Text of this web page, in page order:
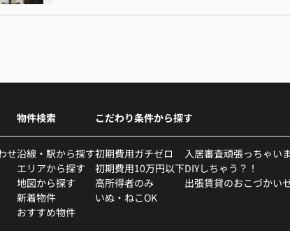
せ
物件検索
沿線・駅から探す
エリアから探す
地図から探す
新着物件
おすすめ物件
こだわり条件から探す
初期費用ガチゼロ
初期費用10万円以下
高所得者のみ
いぬ・ねこOK
入居審査頑張っちゃい
DIYしちゃう？！
出張賃貸のおこづかい